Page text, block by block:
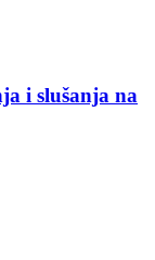
i slušanja na